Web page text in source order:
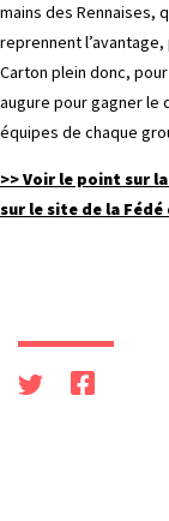
mains des Rennaises,
reprennent l’avantage,
Carton plein donc,
augure pour gagner le
équipes de chaque
>> Voir le point sur
sur le site de la